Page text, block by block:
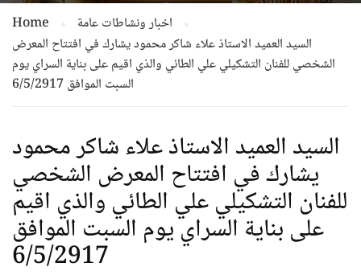
Home
اخبار ونشاطات عامة
السيد العميد الاستاذ علاء شاكر محمود يشارك في افتتاح المعرض
الشخصي للفنان التشكيلي علي الطائي والذي اقيم على بناية السراي يوم
السبت الموافق 6/5/2917
السيد العميد الاستاذ علاء شاكر محمود
يشارك في افتتاح المعرض الشخصي
للفنان التشكيلي علي الطائي والذي اقيم
على بناية السراي يوم السبت الموافق
6/5/2917